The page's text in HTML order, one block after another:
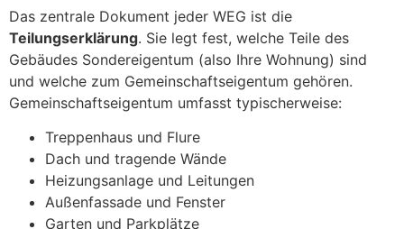
Das zentrale Dokument jeder WEG ist die
Teilungserklärung. Sie legt fest, welche Teile des
Gebäudes Sondereigentum (also Ihre Wohnung) sind
und welche zum Gemeinschaftseigentum gehören.
Gemeinschaftseigentum umfasst typischerweise:
Treppenhaus und Flure
Dach und tragende Wände
Heizungsanlage und Leitungen
Außenfassade und Fenster
Garten und Parkplätze